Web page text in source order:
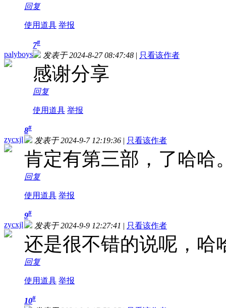
回复
使用道具 举报
palyboys
7#
发表于 2024-8-27 08:47:48 | 只看该作者
感谢分享
回复
使用道具 举报
zycxjl
8#
发表于 2024-9-7 12:19:36 | 只看该作者
肯定有第三部，了哈哈
回复
使用道具 举报
zycxjl
9#
发表于 2024-9-9 12:27:41 | 只看该作者
还是很不错的说呢，哈
回复
使用道具 举报
10#